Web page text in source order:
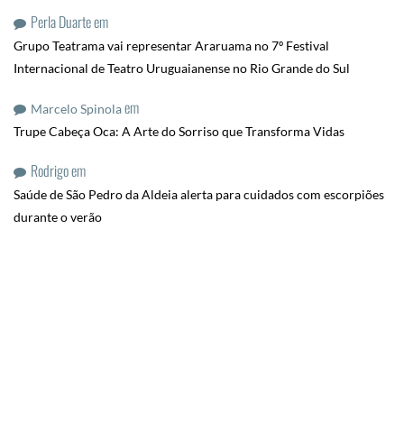
Perla Duarteem
Grupo Teatrama vai representar Araruama no 7º Festival
Internacional de Teatro Uruguaianense no Rio Grande do Sul
Marcelo Spinolaem
Trupe Cabeça Oca: A Arte do Sorriso que Transforma Vidas
Rodrigoem
Saúde de São Pedro da Aldeia alerta para cuidados com escorpiões
durante o verão